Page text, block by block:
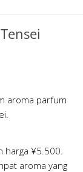
aroma parfum
¥5.500.
aroma yang